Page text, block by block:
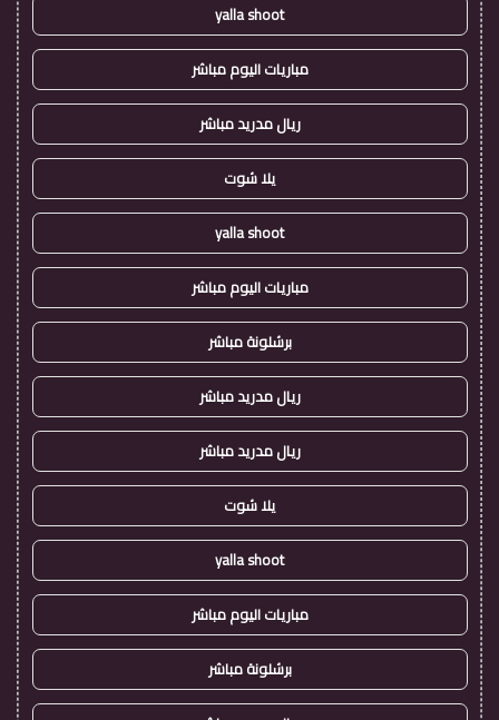
yalla shoot
مباريات اليوم مباشر
ريال مدريد مباشر
يلا شوت
yalla shoot
مباريات اليوم مباشر
برشلونة مباشر
ريال مدريد مباشر
ريال مدريد مباشر
يلا شوت
yalla shoot
مباريات اليوم مباشر
برشلونة مباشر